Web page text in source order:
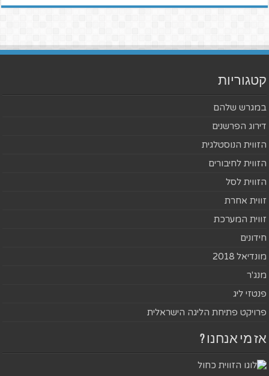
קטגוריות
במגרש שלהם
דירוג הפרשנים
הזווית הנוסטלגית
הזווית לחיבורים
הזווית לסל
זווית אחרת
זווית המערכת
חידונים
מונדיאל 2018
מנג'ר
פנטזי ליג
פרויקט פתיחת הליגה הישראלית
אז מי אנחנו ?